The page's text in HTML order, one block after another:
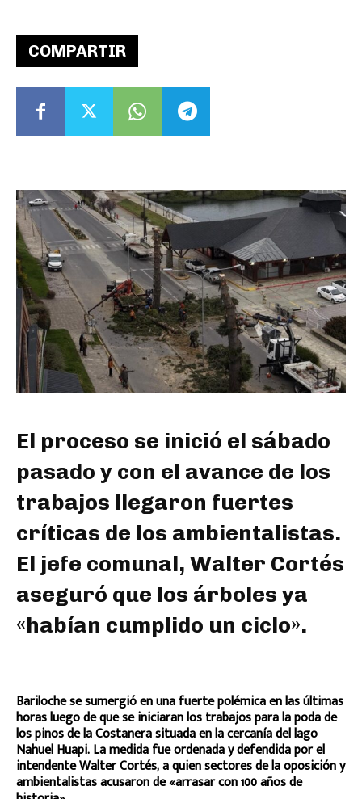
COMPARTIR
El proceso se inició el sábado
pasado y con el avance de los
trabajos llegaron fuertes
críticas de los ambientalistas.
El jefe comunal, Walter Cortés
aseguró que los árboles ya
«habían cumplido un ciclo».
Bariloche se sumergió en una fuerte polémica en las últimas
horas luego de que se iniciaran los trabajos para la poda de
los pinos de la Costanera situada en la cercanía del lago
Nahuel Huapi. La medida fue ordenada y defendida por el
intendente Walter Cortés, a quien sectores de la oposición y
ambientalistas acusaron de «arrasar con 100 años de